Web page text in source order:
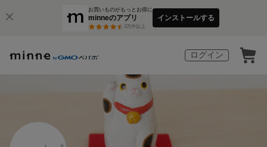
お買いものがもっとお得に
minneのアプリ
3万件以上
インストールする
ログイン